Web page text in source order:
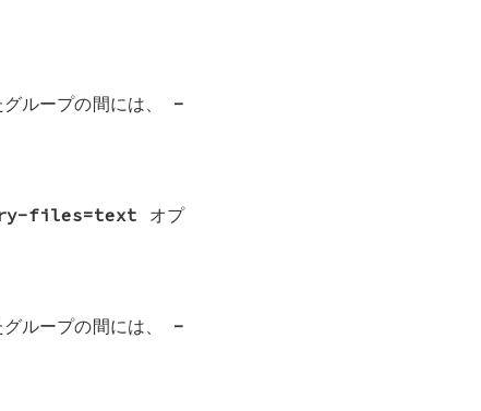
ループの間には、 -
files=text オプ
ループの間には、 -